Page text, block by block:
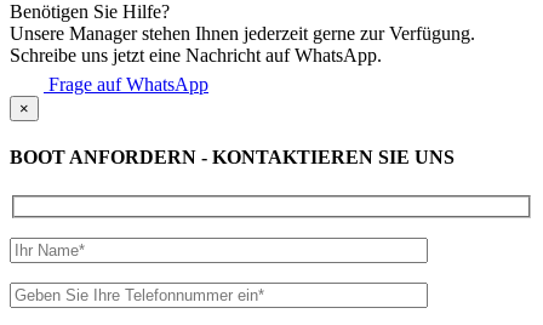
Benötigen Sie Hilfe?
Unsere Manager stehen Ihnen jederzeit gerne zur Verfügung.
Schreibe uns jetzt eine Nachricht auf WhatsApp.
Frage auf WhatsApp
×
BOOT ANFORDERN - KONTAKTIEREN SIE UNS